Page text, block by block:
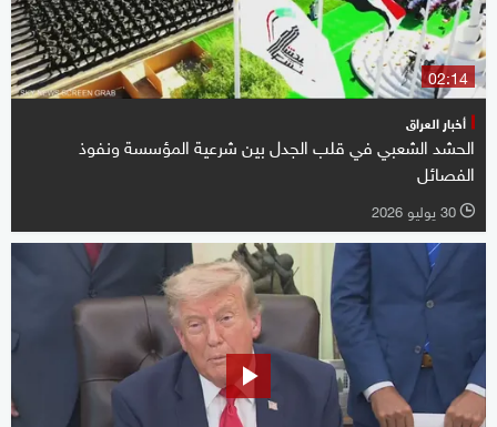
02:14
أخبار العراق
الحشد الشعبي في قلب الجدل بين شرعية المؤسسة ونفوذ
الفصائل
l 30 يوليو 2026